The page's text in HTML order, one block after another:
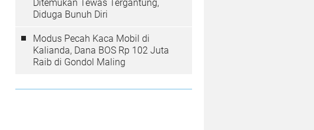
Ditemukan Tewas Tergantung,
Diduga Bunuh Diri
Modus Pecah Kaca Mobil di
Kalianda, Dana BOS Rp 102 Juta
Raib di Gondol Maling